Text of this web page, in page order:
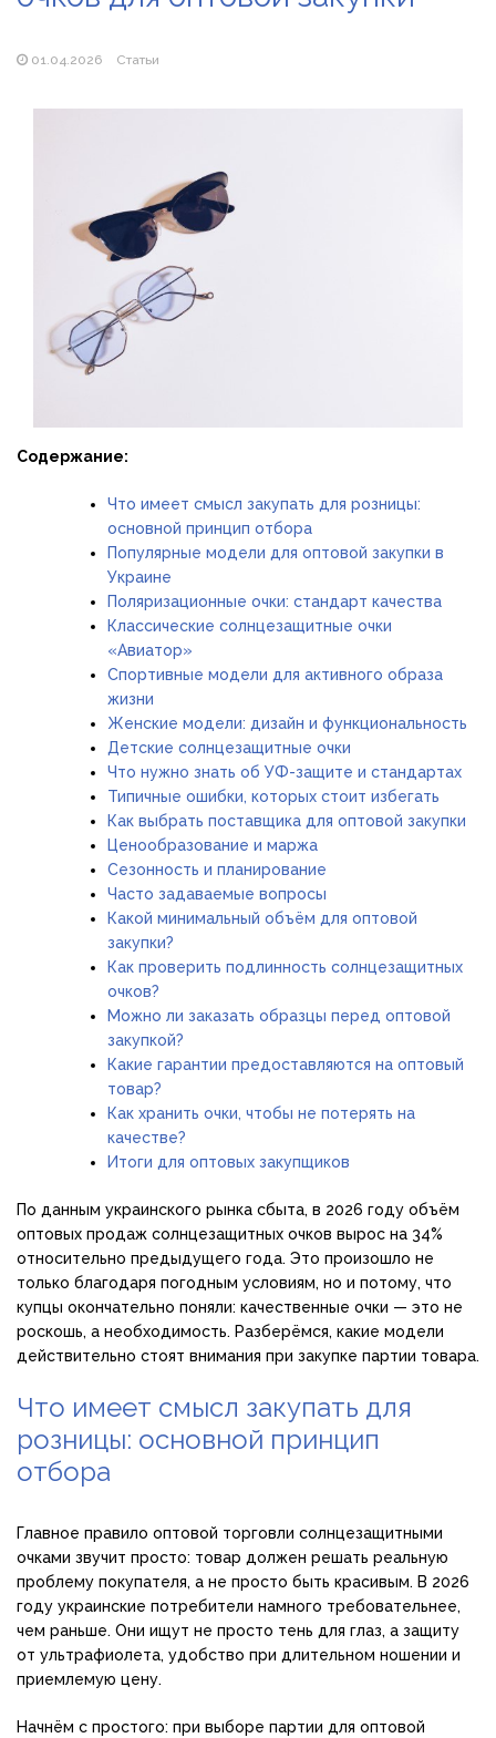
підібрати свою
01.04.2026 Статьи
Содержание:
Что имеет смысл закупать для розницы:
основной принцип отбора
Популярные модели для оптовой закупки в
Украине
Поляризационные очки: стандарт качества
Классические солнцезащитные очки
«Авиатор»
Спортивные модели для активного образа
жизни
Женские модели: дизайн и функциональность
Детские солнцезащитные очки
Что нужно знать об УФ-защите и стандартах
Типичные ошибки, которых стоит избегать
Как выбрать поставщика для оптовой закупки
Ценообразование и маржа
Сезонность и планирование
Часто задаваемые вопросы
Какой минимальный объём для оптовой
закупки?
Как проверить подлинность солнцезащитных
очков?
Можно ли заказать образцы перед оптовой
закупкой?
Какие гарантии предоставляются на оптовый
товар?
Как хранить очки, чтобы не потерять на
качестве?
Итоги для оптовых закупщиков
По данным украинского рынка сбыта, в 2026 году объём
оптовых продаж солнцезащитных очков вырос на 34%
относительно предыдущего года. Это произошло не
только благодаря погодным условиям, но и потому, что
купцы окончательно поняли: качественные очки — это не
роскошь, а необходимость. Разберёмся, какие модели
действительно стоят внимания при закупке партии товара.
Что имеет смысл закупать для
розницы: основной принцип
отбора
Главное правило оптовой торговли солнцезащитными
очками звучит просто: товар должен решать реальную
проблему покупателя, а не просто быть красивым. В 2026
году украинские потребители намного требовательнее,
чем раньше. Они ищут не просто тень для глаз, а защиту
от ультрафиолета, удобство при длительном ношении и
приемлемую цену.
Начнём с простого: при выборе партии для оптовой